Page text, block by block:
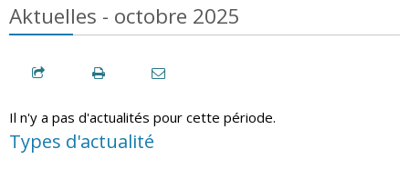
Aktuelles - octobre 2025
Il n'y a pas d'actualités pour cette période.
Types d'actualité